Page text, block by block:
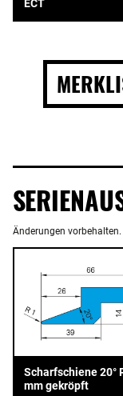
ECT
Änderungen vorbehalten.
Scharfschiene 20°
mm gekröpft